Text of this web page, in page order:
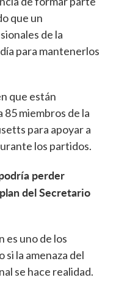
que un
de la
para mantenerlos
que están
miembros de la
para apoyar a
los partidos.
perder
del Secretario
es uno de los
la amenaza del
se hace realidad.